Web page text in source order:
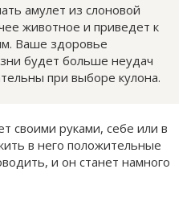
амулет из слоновой
животное и приведет к
Ваше здоровье
будет больше неудач
при выборе кулона.
своими руками, себе или в
в него положительные
и он станет намного